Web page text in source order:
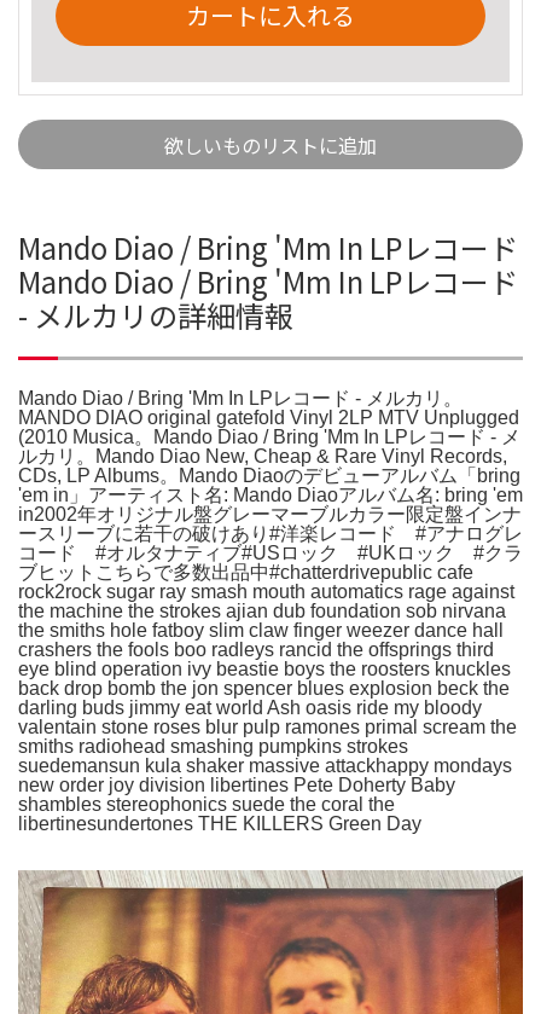
カートに入れる
欲しいものリストに追加
Mando Diao / Bring 'Mm In LPレコード
Mando Diao / Bring 'Mm In LPレコード
- メルカリの詳細情報
Mando Diao / Bring 'Mm In LPレコード - メルカリ。
MANDO DIAO original gatefold Vinyl 2LP MTV Unplugged
(2010 Musica。Mando Diao / Bring 'Mm In LPレコード - メ
ルカリ。Mando Diao New, Cheap & Rare Vinyl Records,
CDs, LP Albums。Mando Diaoのデビューアルバム「bring
'em in」アーティスト名: Mando Diaoアルバム名: bring 'em
in2002年オリジナル盤グレーマーブルカラー限定盤インナ
ースリーブに若干の破けあり#洋楽レコード #アナログレ
コード #オルタナティブ#USロック #UKロック #クラ
ブヒットこちらで多数出品中#chatterdrivepublic cafe
rock2rock sugar ray smash mouth automatics rage against
the machine the strokes ajian dub foundation sob nirvana
the smiths hole fatboy slim claw finger weezer dance hall
crashers the fools boo radleys rancid the offsprings third
eye blind operation ivy beastie boys the roosters knuckles
back drop bomb the jon spencer blues explosion beck the
darling buds jimmy eat world Ash oasis ride my bloody
valentain stone roses blur pulp ramones primal scream the
smiths radiohead smashing pumpkins strokes
suedemansun kula shaker massive attackhappy mondays
new order joy division libertines Pete Doherty Baby
shambles stereophonics suede the coral the
libertinesundertones THE KILLERS Green Day